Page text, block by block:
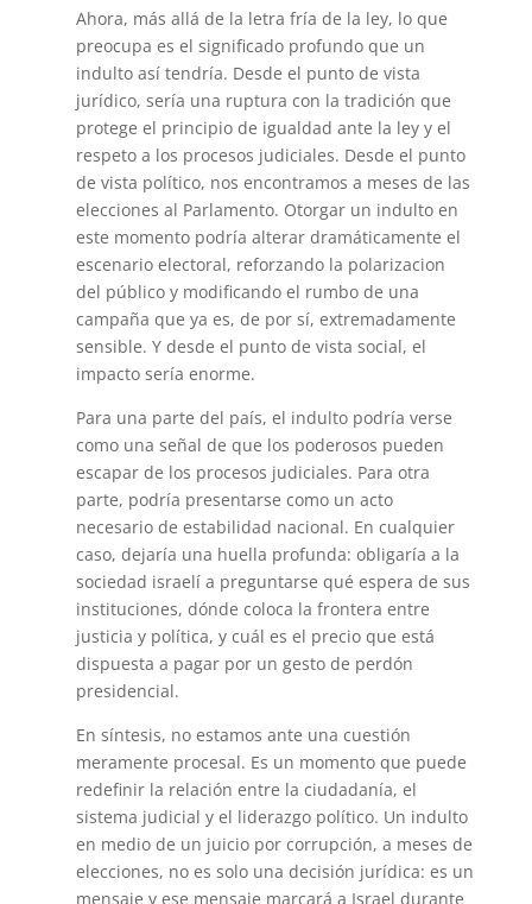
Ahora, más allá de la letra fría de la ley, lo que
preocupa es el significado profundo que un
indulto así tendría. Desde el punto de vista
jurídico, sería una ruptura con la tradición que
protege el principio de igualdad ante la ley y el
respeto a los procesos judiciales. Desde el punto
de vista político, nos encontramos a meses de las
elecciones al Parlamento. Otorgar un indulto en
este momento podría alterar dramáticamente el
escenario electoral, reforzando la polarizacion
del público y modificando el rumbo de una
campaña que ya es, de por sí, extremadamente
sensible. Y desde el punto de vista social, el
impacto sería enorme.
Para una parte del país, el indulto podría verse
como una señal de que los poderosos pueden
escapar de los procesos judiciales. Para otra
parte, podría presentarse como un acto
necesario de estabilidad nacional. En cualquier
caso, dejaría una huella profunda: obligaría a la
sociedad israelí a preguntarse qué espera de sus
instituciones, dónde coloca la frontera entre
justicia y política, y cuál es el precio que está
dispuesta a pagar por un gesto de perdón
presidencial.
En síntesis, no estamos ante una cuestión
meramente procesal. Es un momento que puede
redefinir la relación entre la ciudadanía, el
sistema judicial y el liderazgo político. Un indulto
en medio de un juicio por corrupción, a meses de
elecciones, no es solo una decisión jurídica: es un
mensaje y ese mensaje marcará a Israel durante